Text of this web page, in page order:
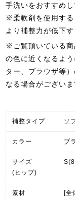
手洗いをおすすめし
※柔軟剤を使用する
より補整力が低下
※ご覧頂いている商
の色に近くなるよ
ター、ブラウザ等
なる場合がござい
補整タイプ ソ
カラー ブ
サイズ
(ヒップ)
素材
[全